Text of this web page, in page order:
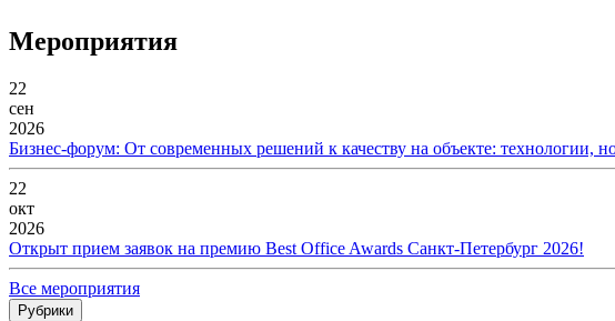
Мероприятия
22
сен
2026
Бизнес-форум: От современных решений к качеству на объекте: технологии,
22
окт
2026
Открыт прием заявок на премию Best Office Awards Санкт-Петербург 2026!
Все мероприятия
Рубрики